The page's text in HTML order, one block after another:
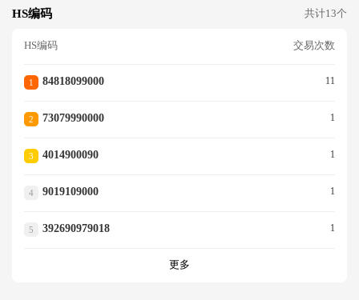
HS编码 共计13个
HS编码 交易次数
1 84818099000 11
2 73079990000 1
3 4014900090 1
4 9019109000 1
5 392690979018 1
更多